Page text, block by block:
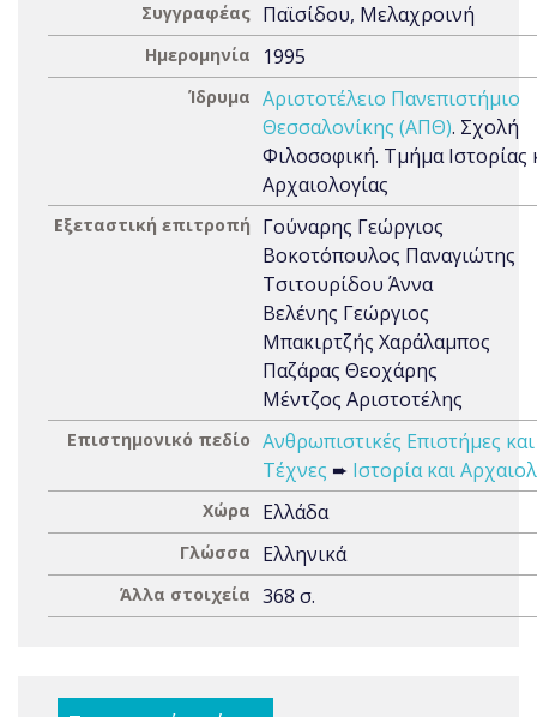
Συγγραφέας Παϊσίδου, Μελαχροινή
Ημερομηνία 1995
Ίδρυμα Αριστοτέλειο Πανεπιστήμιο
Θεσσαλονίκης (ΑΠΘ). Σχολή
Φιλοσοφική. Τμήμα Ιστορίας
Αρχαιολογίας
Εξεταστική επιτροπή
Γούναρης Γεώργιος
Βοκοτόπουλος Παναγιώτης
Τσιτουρίδου Άννα
Βελένης Γεώργιος
Μπακιρτζής Χαράλαμπος
Παζάρας Θεοχάρης
Μέντζος Αριστοτέλης
Επιστημονικό πεδίο Ανθρωπιστικές Επιστήμες και
Τέχνες ➨ Ιστορία και
Χώρα Ελλάδα
Γλώσσα Ελληνικά
Άλλα στοιχεία 368 σ.